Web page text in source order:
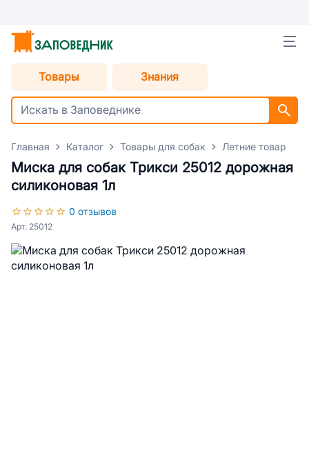
Товары Знания
Главная Каталог Товары для собак Летние товары
Миска для собак Трикси 25012 дорожная
силиконовая 1л
0 отзывов
Арт. 25012